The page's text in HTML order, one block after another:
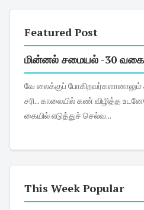
Featured Post
மின்னல் சமையல் -30 வகை
வே லைக்குப் போகிறவர்களானாலும் சரி, இல்லத்தரசிகளானாலும்
சரி... காலையில் கண் விழித்த உடனேயே,
கையில் எடுத்துச் செல்வ...
This Week Popular